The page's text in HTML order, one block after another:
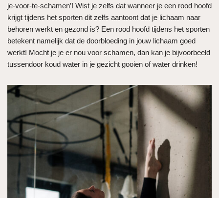
je-voor-te-schamen’! Wist je zelfs dat wanneer je een rood hoofd
krijgt tijdens het sporten dit zelfs aantoont dat je lichaam naar
behoren werkt en gezond is? Een rood hoofd tijdens het sporten
betekent namelijk dat de doorbloeding in jouw lichaam goed
werkt! Mocht je je er nou voor schamen, dan kan je bijvoorbeeld
tussendoor koud water in je gezicht gooien of water drinken!